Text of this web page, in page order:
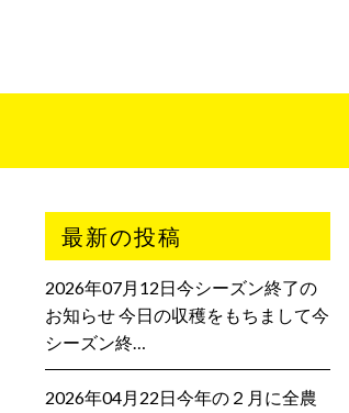
最新の投稿
2026年07月12日今シーズン終了の
お知らせ 今日の収穫をもちまして今
シーズン終…
2026年04月22日今年の２月に全農